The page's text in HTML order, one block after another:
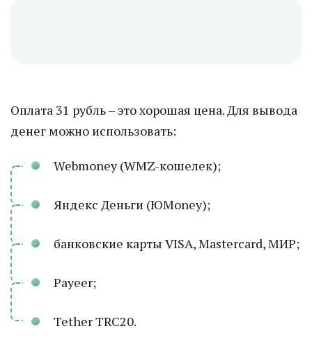
Оплата 31 рубль – это хорошая цена. Для вывода
денег можно использовать:
Webmoney (WMZ-кошелек);
Яндекс Деньги (ЮMoney);
банковские карты VISA, Mastercard, МИР;
Payeer;
Tether TRC20.